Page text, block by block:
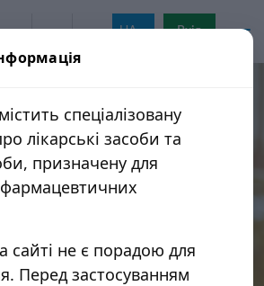
UA Вхід
допомагає
як правильний
запобігати
спеціалізовану
лікарські засоби та
призначену для
сайті не є порадою для
Перед застосуванням